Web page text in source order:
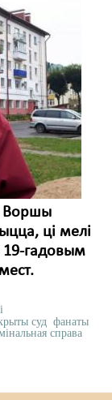
Воршы
ці мелі
19-гадовым
суд фанаты
справа